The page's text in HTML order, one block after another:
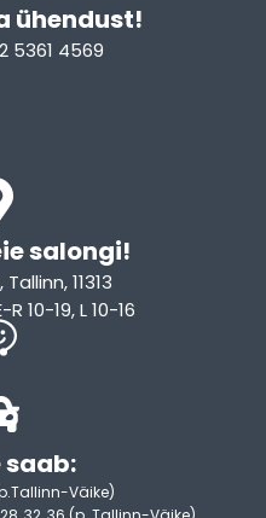
ühendust!​
5361 4569
salongi!
11313
10-19, L 10-16
saab:
Väike)